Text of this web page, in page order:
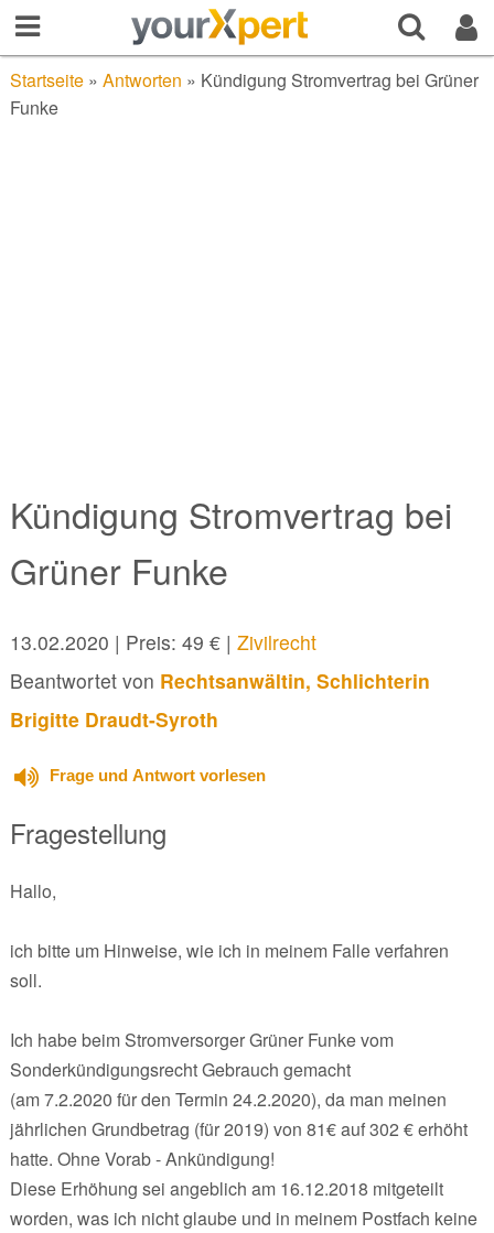
Startseite» Antworten » Kündigung Stromvertrag bei Grüner
Funke
Kündigung Stromvertrag bei
Grüner Funke
13.02.2020 | Preis: 49 € | Zivilrecht
Beantwortet von Rechtsanwältin, Schlichterin
Brigitte Draudt-Syroth
Frage und Antwort vorlesen
Fragestellung
Hallo,
ich bitte um Hinweise, wie ich in meinem Falle verfahren
soll.
Ich habe beim Stromversorger Grüner Funke vom
Sonderkündigungsrecht Gebrauch gemacht
(am 7.2.2020 für den Termin 24.2.2020), da man meinen
jährlichen Grundbetrag (für 2019) von 81€ auf 302 € erhöht
hatte. Ohne Vorab - Ankündigung!
Diese Erhöhung sei angeblich am 16.12.2018 mitgeteilt
worden, was ich nicht glaube und in meinem Postfach keine